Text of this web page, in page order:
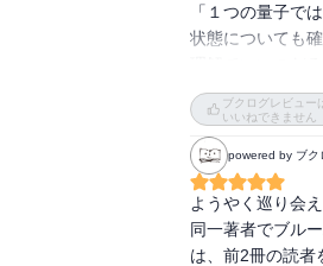
「１つの量子で
状態についても
ブクログレビュー
いいねできません
powered by ブク
ようやく巡り会
同一著者でブル
は、前2冊の読者